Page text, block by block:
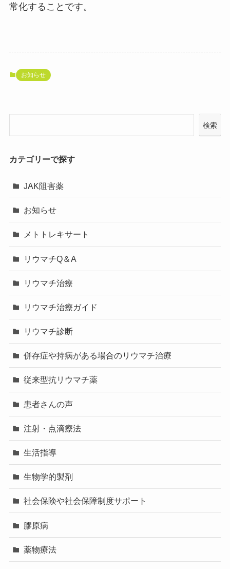
常化することです。
お知らせ
検索
カテゴリーで探す
JAK阻害薬
お知らせ
メトトレキサート
リウマチQ＆A
リウマチ治療
リウマチ治療ガイド
リウマチ診断
併存症や持病がある場合のリウマチ治療
従来型抗リウマチ薬
患者さんの声
注射・点滴療法
生活指導
生物学的製剤
社会保険や社会保障制度サポート
膠原病
薬物療法